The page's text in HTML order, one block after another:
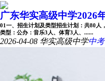
广东华实高级中学2026
01一、招生计划及类型招生计划：共80人
类型：公办：音乐3人、体育3人、......
2026-04-08 华实高级中学中